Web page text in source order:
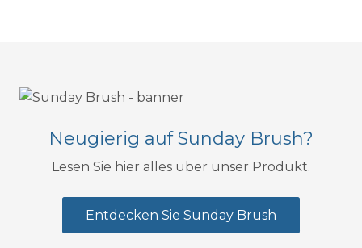
Neugierig auf Sunday Brush?
Lesen Sie hier alles über unser Produkt.
Entdecken Sie Sunday Brush